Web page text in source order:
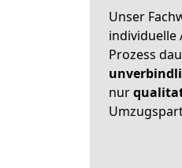
Unser
individuelle
Prozess
nur